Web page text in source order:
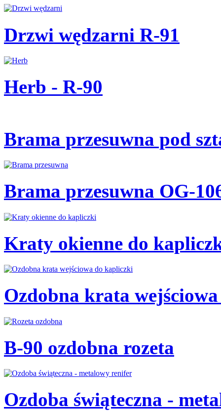
Drzwi wędzarni R-91
Herb - R-90
Brama przesuwna pod
Brama przesuwna OG-
Kraty okienne do
Ozdobna krata
B-90 ozdobna rozeta
Ozdoba świąteczna -